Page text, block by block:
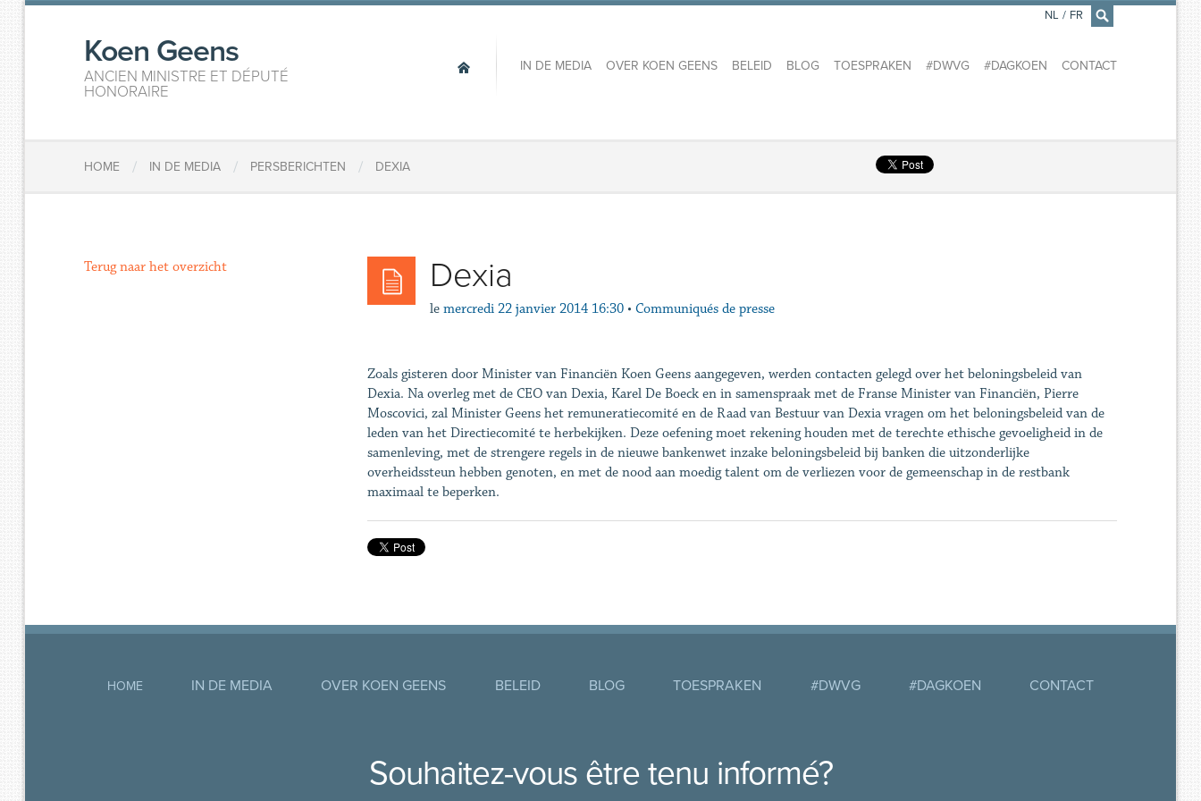
×
Koen Geens
ANCIEN MINISTRE ET DÉPUTÉ
HONORAIRE
IN DE MEDIA OVER KOEN GEENS BELEID BLOG TOESPRAKEN #DWVG #DAGKOEN CONTACT
NL / FR
HOME / IN DE MEDIA / PERSBERICHTEN / DEXIA
Dexia
le mercredi 22 janvier 2014 16:30 • Communiqués de presse
Zoals gisteren door Minister van Financiën Koen Geens aangegeven, werden contacten gelegd over het beloningsbeleid van
Dexia. Na overleg met de CEO van Dexia, Karel De Boeck en in samenspraak met de Franse Minister van Financiën, Pierre
Moscovici, zal Minister Geens het remuneratiecomité en de Raad van Bestuur van Dexia vragen om het beloningsbeleid van de
leden van het Directiecomité te herbekijken. Deze oefening moet rekening houden met de terechte ethische gevoeligheid in de
samenleving, met de strengere regels in de nieuwe bankenwet inzake beloningsbeleid bij banken die uitzonderlijke
overheidssteun hebben genoten, en met de nood aan moedig talent om de verliezen voor de gemeenschap in de restbank
maximaal te beperken.
Terug naar het overzicht
HOME IN DE MEDIA OVER KOEN GEENS BELEID BLOG TOESPRAKEN #DWVG #DAGKOEN CONTACT
Souhaitez-vous être tenu informé?